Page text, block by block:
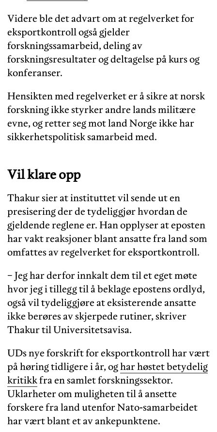
Videre ble det advart om at regelverket for
eksportkontroll også gjelder
forskningssamarbeid, deling av
forskningsresultater og deltagelse på kurs og
konferanser.
Hensikten med regelverket er å sikre at norsk
forskning ikke styrker andre lands militære
evne, og retter seg mot land Norge ikke har
sikkerhetspolitisk samarbeid med.
Vil klare opp
Thakur sier at instituttet vil sende ut en
presisering der de tydeliggjør hvordan de
gjeldende reglene er. Han opplyser at eposten
har vakt reaksjoner blant ansatte fra land som
omfattes av regelverket for eksportkontroll.
− Jeg har derfor innkalt dem til et eget møte
hvor jeg i tillegg til å beklage epostens ordlyd,
også vil tydeliggjøre at eksisterende ansatte
ikke berøres av skjerpede rutiner, skriver
Thakur til Universitetsavisa.
UDs nye forskrift for eksportkontroll har vært
på høring tidligere i år, oghar høstet betydelig
kritikkfra en samlet forskningssektor.
Uklarheter om muligheten til å ansette
forskere fra land utenfor Nato-samarbeidet
har vært blant et av ankepunktene.